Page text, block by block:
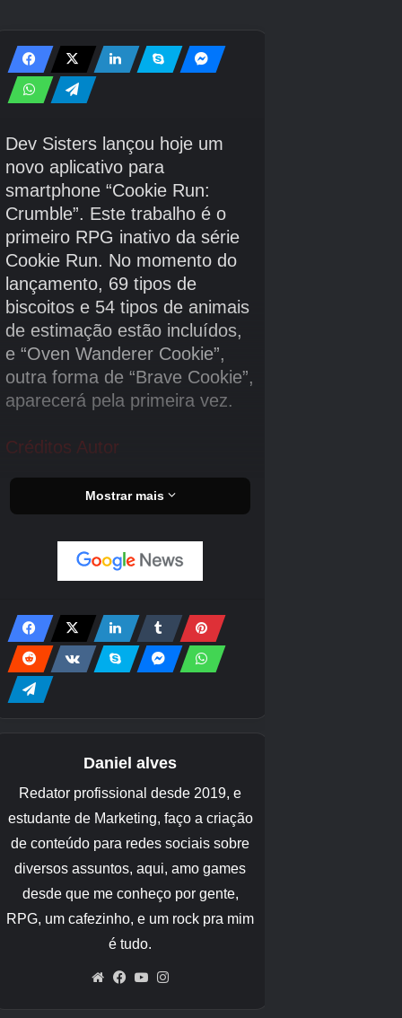
Fiquei surpreso com a sorte que tive nas relançamentos que
recebi por meio de códigos! Crédito da imagem:
Forge / Eurogamer
Boa sorte na caça ao Arcanjo!